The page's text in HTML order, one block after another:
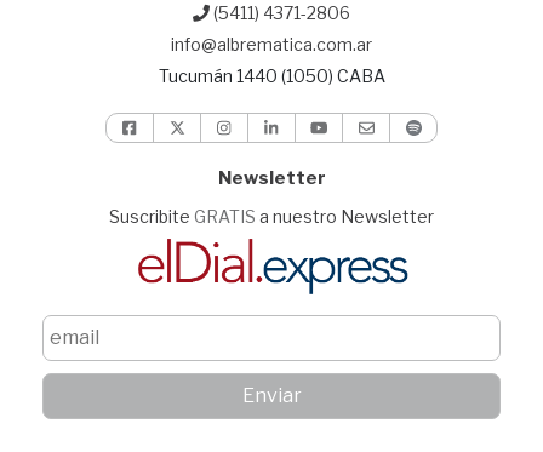
(5411) 4371-2806
info@albrematica.com.ar
Tucumán 1440 (1050) CABA
Newsletter
Suscribite GRATIS a nuestro Newsletter